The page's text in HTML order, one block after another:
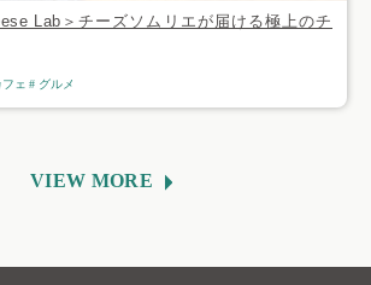
Lab＞チーズソムリエが届ける極上のチ
フェ グルメ
VIEW MORE